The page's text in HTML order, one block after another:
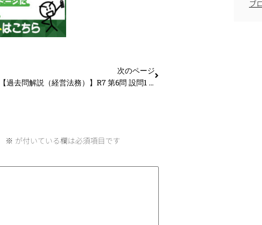
次のページ
【過去問解説（経営法務）】R7 第6問 設問1 会社分割と事業譲渡
※ が付いている欄は必須項目です
ブ